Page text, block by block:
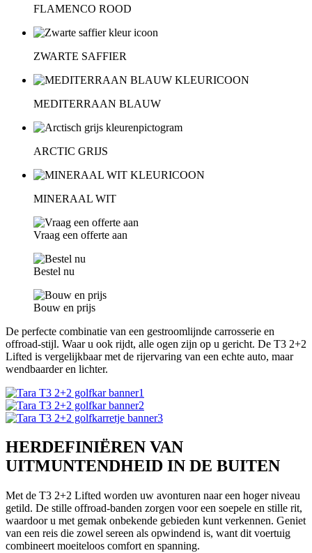
FLAMENCO ROOD
ZWARTE SAFFIER
MEDITERRAAN BLAUW
ARCTIC GRIJS
MINERAAL WIT
Vraag een offerte aan
Bestel nu
Bouw en prijs
De perfecte combinatie van een gestroomlijnde carrosserie en
offroad-stijl. Waar u ook rijdt, alle ogen zijn op u gericht. De T3 2+2
Lifted is vergelijkbaar met de rijervaring van een echte auto, maar
wendbaarder en lichter.
HERDEFINIËREN VAN
UITMUNTENDHEID IN DE BUITEN
Met de T3 2+2 Lifted worden uw avonturen naar een hoger niveau
getild. De stille offroad-banden zorgen voor een soepele en stille rit,
waardoor u met gemak onbekende gebieden kunt verkennen. Geniet
van een reis die zowel sereen als opwindend is, want dit voertuig
combineert moeiteloos comfort en spanning.